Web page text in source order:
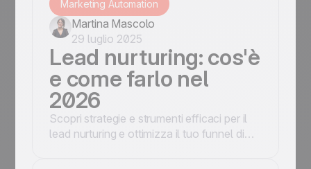
Marketing Automation
Martina Mascolo
29 luglio 2025
Lead nurturing: cos'è
e come farlo nel
2026
Scopri strategie e strumenti efficaci per il
lead nurturing e ottimizza il tuo funnel di